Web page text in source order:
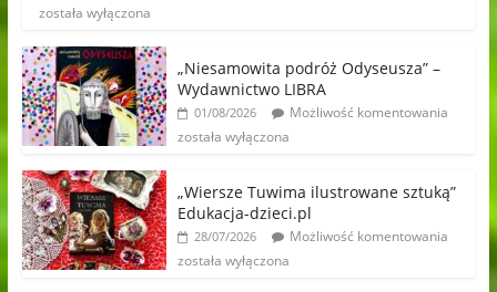
została wyłączona
„Niesamowita podróż Odyseusza” –
Wydawnictwo LIBRA
01/08/2026
Możliwość komentowania
została wyłączona
„Wiersze Tuwima ilustrowane sztuką”
Edukacja-dzieci.pl
28/07/2026
Możliwość komentowania
została wyłączona